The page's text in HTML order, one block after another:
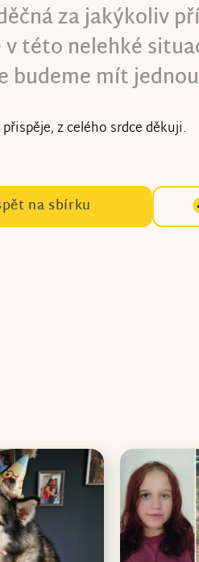
za jakýkoliv
v této nelehké
budeme mít
z celého srdce děkuji.
na sbírku